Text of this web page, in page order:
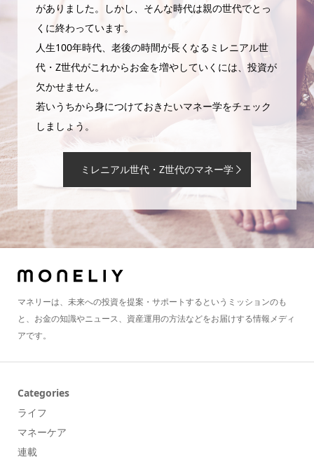
がありました。しかし、そんな時代は親の世代でとっ
くに終わっています。
人生100年時代、老後の時間が長くなるミレニアル世
代・Z世代がこれからお金を増やしていくには、投資が
欠かせません。
若いうちから身につけておきたいマネー学をチェック
しましょう。
ミレニアル世代・Z世代のマネー学
マネリーは、未来への投資を提案・サポートするというミッションのも
と、お金の知識やニュース、資産運用の方法などをお届けする情報メディ
アです。
Categories
ライフ
マネーケア
連載